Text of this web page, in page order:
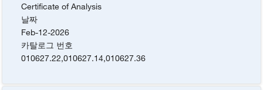
Certificate of Analysis
날짜
Feb-12-2026
카탈로그 번호
010627.22,010627.14,010627.36